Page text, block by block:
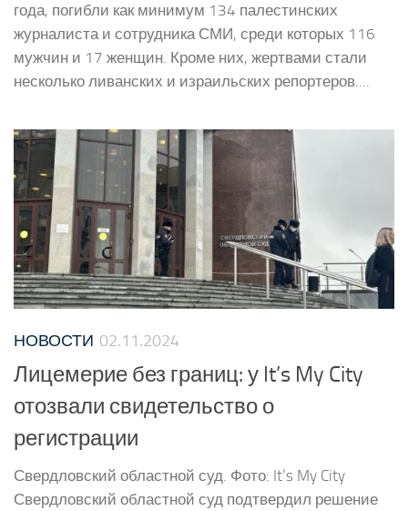
года, погибли как минимум 134 палестинских
журналиста и сотрудника СМИ, среди которых 116
мужчин и 17 женщин. Кроме них, жертвами стали
несколько ливанских и израильских репортеров....
НОВОСТИ 02.11.2024
Лицемерие без границ: у It’s My City
отозвали свидетельство о
регистрации
Свердловский областной суд. Фото: It’s My City
Свердловский областной суд подтвердил решение